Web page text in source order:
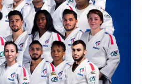
d’Europe de judo se dérouleront
avril 2021 à Lisbonne. Sur les 9 judokas
la délégation masculine, 3 sont des
Sucy Judo : Luka Mkheidze en -60 kg,
en -81 kg et Alexis Mathieu en -90 kg.
[…]